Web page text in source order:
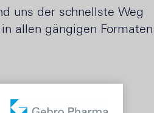
uns der schnellste Weg
allen gängigen Formaten